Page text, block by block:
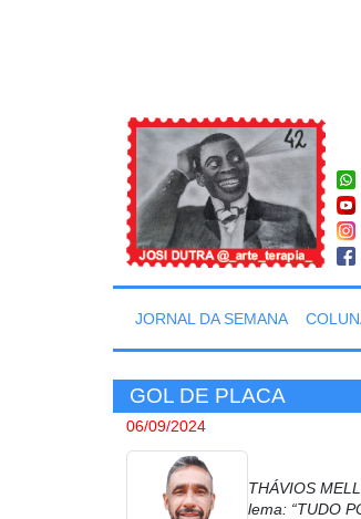
JORNAL DA SEMANA
GOL DE PLACA
06/09/2024
THÁVIOS
lema: “TUDO